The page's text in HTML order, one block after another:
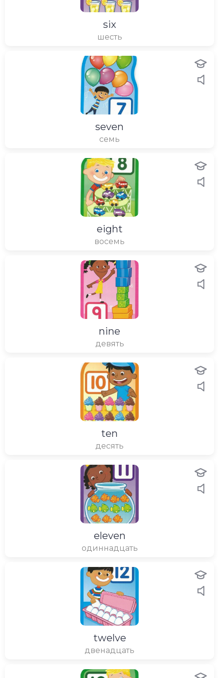
six
шесть
seven
семь
eight
восемь
nine
девять
ten
десять
eleven
одиннадцать
twelve
двенадцать